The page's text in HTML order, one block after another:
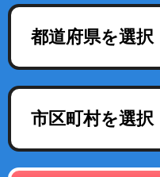
都道府県を選択
市区町村を選択